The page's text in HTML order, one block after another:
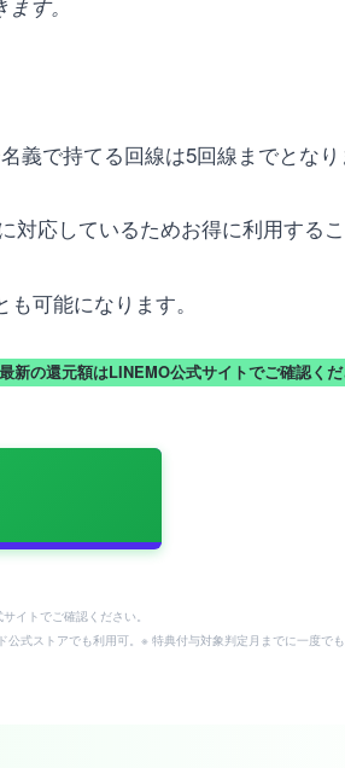
す。
で持てる回線は5回線までとなり
対応しているためお得に利用するこ
も可能になります。
の還元額はLINEMO公式サイトでご確認くだ
イトでご確認ください。
式ストアでも利用可。※ 特典付与対象判定月までに一度で